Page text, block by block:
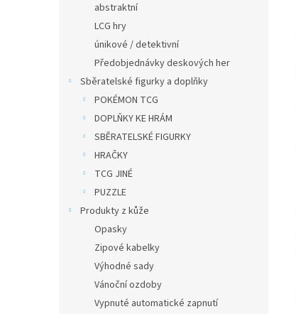
abstraktní
LCG hry
únikové / detektivní
Předobjednávky deskových her
Sběratelské figurky a doplňky
POKÉMON TCG
DOPLŇKY KE HRÁM
SBĚRATELSKÉ FIGURKY
HRAČKY
TCG JINÉ
PUZZLE
Produkty z kůže
Opasky
Zipové kabelky
Výhodné sady
Vánoční ozdoby
Vypnuté automatické zapnutí